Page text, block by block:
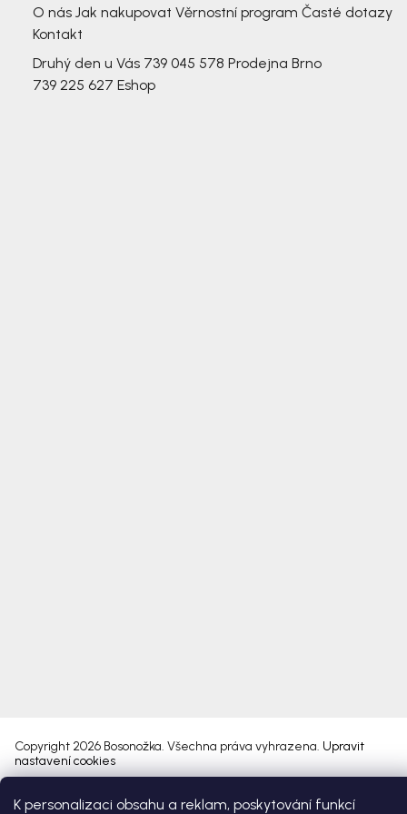
K personalizaci obsahu a reklam, poskytování funkcí
O nás Jak nakupovat Věrnostní program Časté dotazy
Kontakt
Druhý den u Vás 739 045 578 Prodejna Brno
739 225 627 Eshop
Vytvořil Shoptet Premium
Copyright 2026 Bosonožka. Všechna práva vyhrazena. Upravit
nastavení cookies